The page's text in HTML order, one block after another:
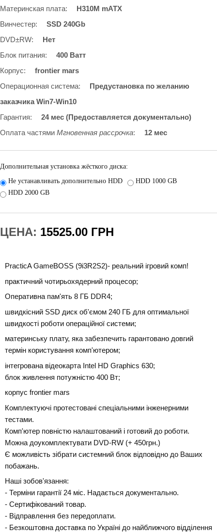
Материнская плата:
H310M mATX
Винчестер:
SSD 240Gb
DVD±RW:
Нет
Блок питания:
400 Ватт
Корпус:
frontier mars
Операционная система:
Предустановка по желанию
заказчика Win7-Win10
Гарантия:
24 мес (Предоставляется документально)
Оплата частями Мгновенная рассрочка: 12 мес
Дополнительная установка жёсткого диска:
Не устанавливать дополнительно HDD
HDD 1000 GB
HDD 2000 GB
ЦЕНА: 15525.00 ГРН
PracticA GameBOSS (9i3R2S2)- реальний ігровий комп!
практичний чотирьохядерний процесор;
Оперативна пам'ять 8 ГБ DDR4;
швидкісний SSD диск об'ємом 240 ГБ для оптимальної
швидкості роботи операційної системи;
материнську плату, яка забезпечить гарантовано довгий
термін користування комп'ютером;
інтегрована відеокарта Intel HD Graphics 630;
блок живлення потужністю 400 Вт;
корпус frontier mars
Комплектуючі протестовані спеціальними інженерними
тестами.
Комп'ютер повністю налаштований і готовий до роботи.
Можна доукомплектувати DVD-RW (+ 450грн.)
Є можливість зібрати системний блок відповідно до Ваших
побажань.
Наші зобов'язання:
- Терміни гарантії 24 міс. Надається документально.
- Сертифікований товар.
- Відправлення без передоплати.
- Безкоштовна доставка по Україні до найближчого відділення